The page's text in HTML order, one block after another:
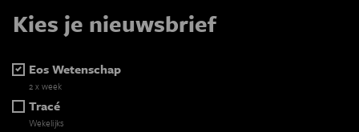
Kies je nieuwsbrief
Eos Wetenschap
2 x week
Tracé
Wekelijks